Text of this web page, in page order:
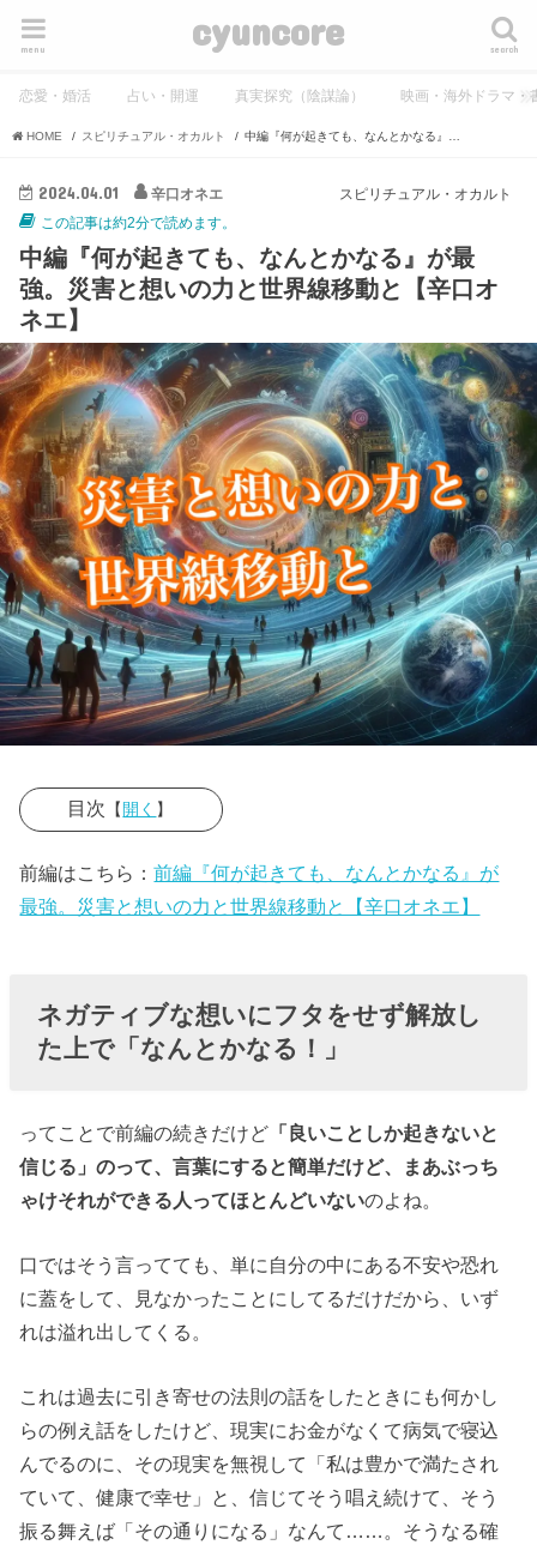
cyuncore search
menu
恋愛・婚活 占い・開運 真実探究（陰謀論） 映画・海外ドラマ・
HOME スピリチュアル・オカルト
スピリチュアル・オカルト
2024.04.01
辛口オネエ
この記事は約2分で読めます。
中編『何が起きても、なんとかなる』が最
強。災害と想いの力と世界線移動と【辛口オ
ネエ】
目次 【開く 】
› ネガティブな
想いにフタを
かなる！」
› 小さなことで
題や成し遂げ
た成果を積み
な「私すご
い！」になる
前編はこちら：前編『何が起きても、なんとかなる』が
最強。災害と想いの力と世界線移動と【辛口オネエ】
ネガティブな想いにフタをせず解放し
た上で「なんとかなる！」
ってことで前編の続きだけど 「良いことしか起きないと
信じる」のって、言葉にすると簡単だけど、まあぶっち
ゃけそれができる人ってほとんどいないのよね。
口ではそう言ってても、単に自分の中にある不安や恐れ
に蓋をして、見なかったことにしてるだけだから、いず
れは溢れ出してくる。
これは過去に引き寄せの法則の話をしたときにも何かし
らの例え話をしたけど、現実にお金がなくて病気で寝込
んでるのに、その現実を無視して「私は豊かで満たされ
ていて、健康で幸せ」と、信じてそう唱え続けて、そう
振る舞えば「その通りになる」なんて……。そうなる確